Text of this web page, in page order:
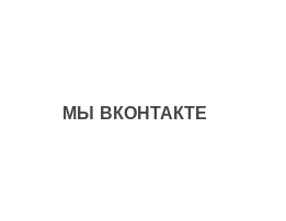
МЫ ВКОНТАКТЕ